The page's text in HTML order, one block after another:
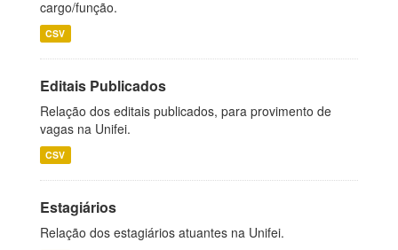
cargo/função.
CSV
Editais Publicados
Relação dos editais publicados, para provimento de
vagas na Unifei.
CSV
Estagiários
Relação dos estagiários atuantes na Unifei.